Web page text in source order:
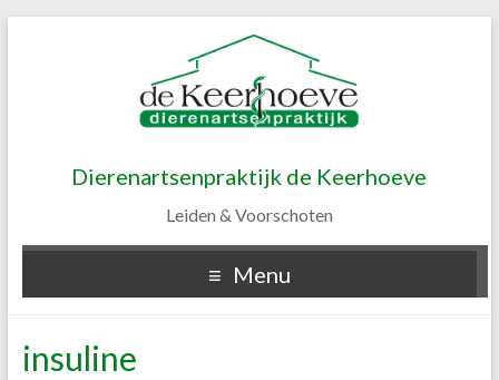
Dierenartsenpraktijk de Keerhoeve
Leiden & Voorschoten
Menu
insuline